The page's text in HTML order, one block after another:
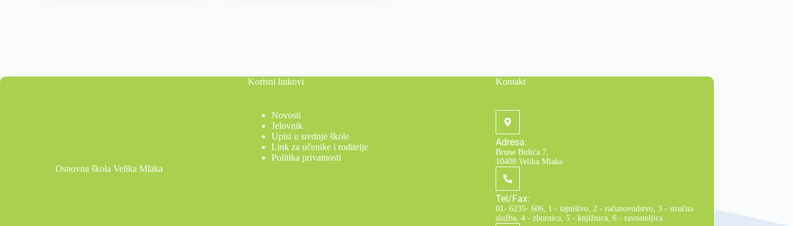
Osnovna škola Velika Mlaka
Korisni linkovi
Novosti
Jelovnik
Upisi u srednje škole
Link za učenike i roditelje
Politika privatnosti
Kontakt
Adresa:
Brune Bušića 7,
10408 Velika Mlaka
Tel/Fax:
01- 6235- 606, 1 - tajništvo, 2 - računovodstvo, 3 - stručna
služba, 4 - zbornica, 5 - knjižnica, 6 - ravnateljica